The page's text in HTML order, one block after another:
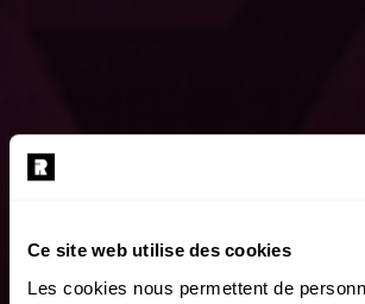
Ce site web utilise des cookies
Les cookies nous permettent de